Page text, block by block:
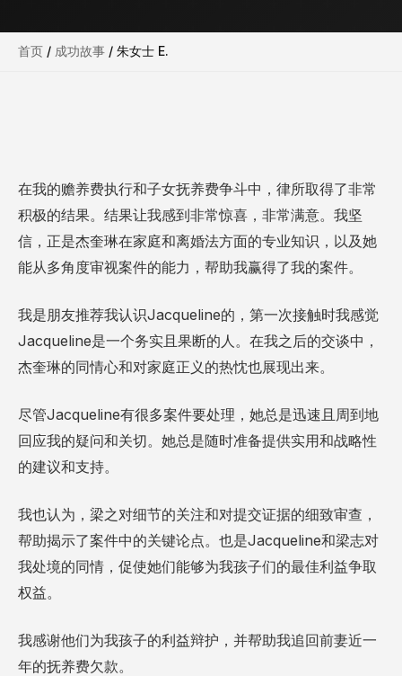
首页 / 成功故事 / 朱女士 E.
在我的赡养费执行和子女抚养费争斗中，律所取得了非常
积极的结果。结果让我感到非常惊喜，非常满意。我坚
信，正是杰奎琳在家庭和离婚法方面的专业知识，以及她
能从多角度审视案件的能力，帮助我赢得了我的案件。
我是朋友推荐我认识Jacqueline的，第一次接触时我感觉
Jacqueline是一个务实且果断的人。在我之后的交谈中，
杰奎琳的同情心和对家庭正义的热忱也展现出来。
尽管Jacqueline有很多案件要处理，她总是迅速且周到地
回应我的疑问和关切。她总是随时准备提供实用和战略性
的建议和支持。
我也认为，梁之对细节的关注和对提交证据的细致审查，
帮助揭示了案件中的关键论点。也是Jacqueline和梁志对
我处境的同情，促使她们能够为我孩子们的最佳利益争取
权益。
我感谢他们为我孩子的利益辩护，并帮助我追回前妻近一
年的抚养费欠款。